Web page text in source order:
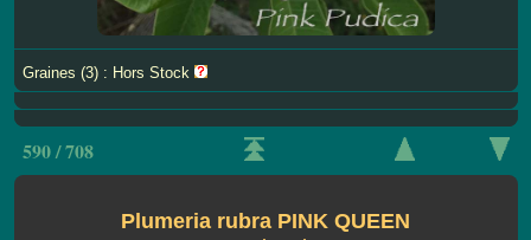
Graines (3) : Hors Stock
590 / 708
Plumeria rubra PINK QUEEN